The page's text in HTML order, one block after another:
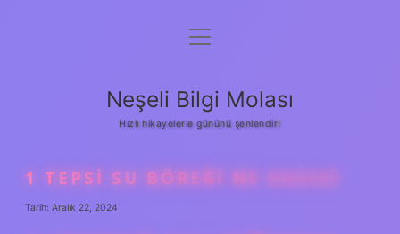
Anasayfa
Yasal Uyarı
menüyü
Neşeli Bilgi Molası
Hızlı hikayelerle gününü şenlendir!
1 TEPSI SU BÖREĞI NE KADAR
Tarih: Aralık 22, 2024